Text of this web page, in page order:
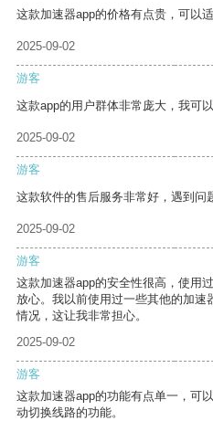
这款加速器app的价格有点贵，可以
2025-09-02
游客
这款app的用户群体非常庞大，我可
2025-09-02
游客
这款软件的售后服务非常好，遇到问
2025-09-02
游客
这款加速器app的安全性很高，使用
放心。我以前使用过一些其他的加速
情况，这让我非常担心。
2025-09-02
游客
这款加速器app的功能有点单一，可
动切换线路的功能。